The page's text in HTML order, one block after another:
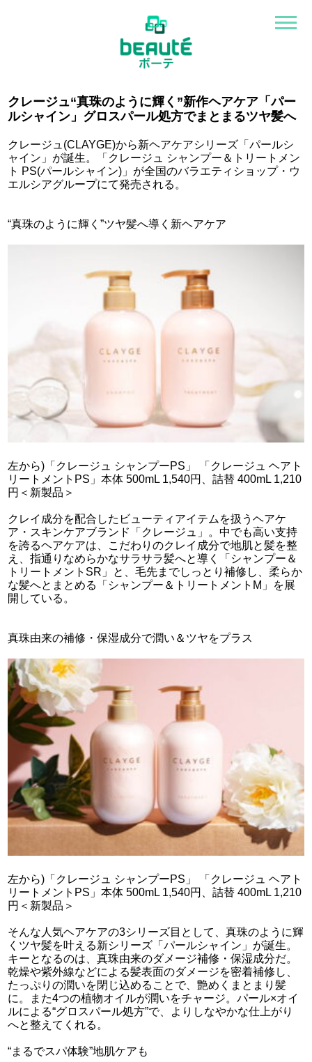
クレージュ“真珠のように輝く”新作ヘアケア「パー
ルシャイン」グロスパール処方でまとまるツヤ髪へ
クレージュ(CLAYGE)から新ヘアケアシリーズ「パールシ
ャイン」が誕生。「クレージュ シャンプー＆トリートメン
ト PS(パールシャイン)」が全国のバラエティショップ・ウ
エルシアグループにて発売される。
“真珠のように輝く”ツヤ髪へ導く新ヘアケア
左から)「クレージュ シャンプーPS」 「クレージュ ヘアト
リートメントPS」本体 500mL 1,540円、詰替 400mL 1,210
円＜新製品＞
クレイ成分を配合したビューティアイテムを扱うヘアケ
ア・スキンケアブランド「クレージュ」。中でも高い支持
を誇るヘアケアは、こだわりのクレイ成分で地肌と髪を整
え、指通りなめらかなサラサラ髪へと導く「シャンプー＆
トリートメントSR」と、毛先までしっとり補修し、柔らか
な髪へとまとめる「シャンプー＆トリートメントM」を展
開している。
真珠由来の補修・保湿成分で潤い＆ツヤをプラス
左から)「クレージュ シャンプーPS」 「クレージュ ヘアト
リートメントPS」本体 500mL 1,540円、詰替 400mL 1,210
円＜新製品＞
そんな人気ヘアケアの3シリーズ目として、真珠のように輝
くツヤ髪を叶える新シリーズ「パールシャイン」が誕生。
キーとなるのは、真珠由来のダメージ補修・保湿成分だ。
乾燥や紫外線などによる髪表面のダメージを密着補修し、
たっぷりの潤いを閉じ込めることで、艶めくまとまり髪
に。また4つの植物オイルが潤いをチャージ。パール×オイ
ルによる“グロスパール処方”で、よりしなやかな仕上がり
へと整えてくれる。
“まるでスパ体験”地肌ケアも